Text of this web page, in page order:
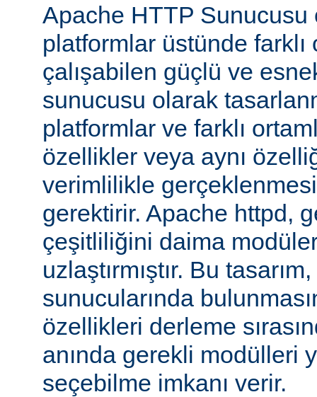
Apache HTTP Sunucusu
platformlar üstünde farklı
çalışabilen güçlü ve
sunucusu olarak
platformlar ve farklı
özellikler veya aynı
verimlilikle
gerektirir. Apache httpd,
çeşitliliğini daima
uzlaştırmıştır. Bu
sunucularında
özellikleri derleme
anında gerekli modülleri
seçebilme imkanı verir.